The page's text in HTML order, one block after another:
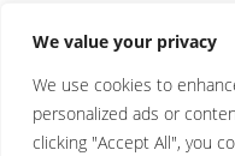
We value your privacy
We use cookies to
personalized ads or
clicking "Accept All", you
©2026 Eutopia |